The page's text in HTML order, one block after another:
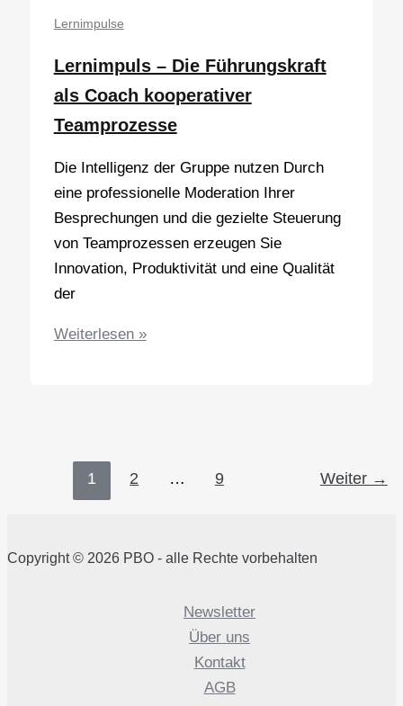
Lernimpulse
Lernimpuls – Die Führungskraft
als Coach kooperativer
Teamprozesse
Die Intelligenz der Gruppe nutzen Durch
eine professionelle Moderation Ihrer
Besprechungen und die gezielte Steuerung
von Teamprozessen erzeugen Sie
Innovation, Produktivität und eine Qualität
der
Lernimpuls
Coach
kooperativer
Weiterlesen »
1 2 … 9 Weiter →
Copyright © 2026 PBO - alle Rechte vorbehalten
Newsletter
Über uns
Kontakt
AGB